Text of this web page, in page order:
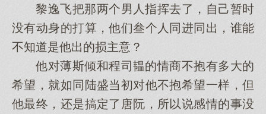
黎逸飞把那两个男人指挥去了，自己暂时
没有动身的打算，他们叁个人同进同出，谁能
不知道是他出的损主意？
他对薄斯倾和程司韫的情商不抱有多大的
希望，就如同陆盛当初对他不抱希望一样，但
他最终，还是搞定了唐阮，所以说感情的事没